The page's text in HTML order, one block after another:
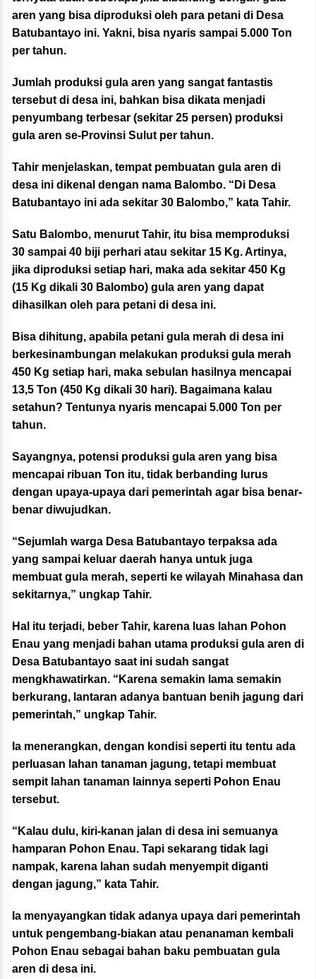
aren yang bisa diproduksi oleh para petani di Desa
Batubantayo ini. Yakni, bisa nyaris sampai 5.000 Ton
per tahun.
Jumlah produksi gula aren yang sangat fantastis
tersebut di desa ini, bahkan bisa dikata menjadi
penyumbang terbesar (sekitar 25 persen) produksi
gula aren se-Provinsi Sulut per tahun.
Tahir menjelaskan, tempat pembuatan gula aren di
desa ini dikenal dengan nama Balombo. “Di Desa
Batubantayo ini ada sekitar 30 Balombo,” kata Tahir.
Satu Balombo, menurut Tahir, itu bisa memproduksi
30 sampai 40 biji perhari atau sekitar 15 Kg. Artinya,
jika diproduksi setiap hari, maka ada sekitar 450 Kg
(15 Kg dikali 30 Balombo) gula aren yang dapat
dihasilkan oleh para petani di desa ini.
Bisa dihitung, apabila petani gula merah di desa ini
berkesinambungan melakukan produksi gula merah
450 Kg setiap hari, maka sebulan hasilnya mencapai
13,5 Ton (450 Kg dikali 30 hari). Bagaimana kalau
setahun? Tentunya nyaris mencapai 5.000 Ton per
tahun.
Sayangnya, potensi produksi gula aren yang bisa
mencapai ribuan Ton itu, tidak berbanding lurus
dengan upaya-upaya dari pemerintah agar bisa benar-
benar diwujudkan.
“Sejumlah warga Desa Batubantayo terpaksa ada
yang sampai keluar daerah hanya untuk juga
membuat gula merah, seperti ke wilayah Minahasa dan
sekitarnya,” ungkap Tahir.
Hal itu terjadi, beber Tahir, karena luas lahan Pohon
Enau yang menjadi bahan utama produksi gula aren di
Desa Batubantayo saat ini sudah sangat
mengkhawatirkan. “Karena semakin lama semakin
berkurang, lantaran adanya bantuan benih jagung dari
pemerintah,” ungkap Tahir.
Ia menerangkan, dengan kondisi seperti itu tentu ada
perluasan lahan tanaman jagung, tetapi membuat
sempit lahan tanaman lainnya seperti Pohon Enau
tersebut.
“Kalau dulu, kiri-kanan jalan di desa ini semuanya
hamparan Pohon Enau. Tapi sekarang tidak lagi
nampak, karena lahan sudah menyempit diganti
dengan jagung,” kata Tahir.
Ia menyayangkan tidak adanya upaya dari pemerintah
untuk pengembang-biakan atau penanaman kembali
Pohon Enau sebagai bahan baku pembuatan gula
aren di desa ini.